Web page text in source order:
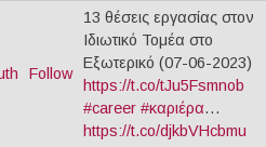
Follow
13 θέσεις εργασίας στον
Ιδιωτικό Τομέα στο
Εξωτερικό (07-06-2023)
https://t.co/tJu5Fsmnob
#career #καριέρα…
https://t.co/djkbVHcbmu